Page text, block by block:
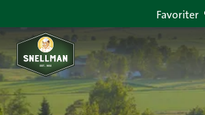
Favoriter